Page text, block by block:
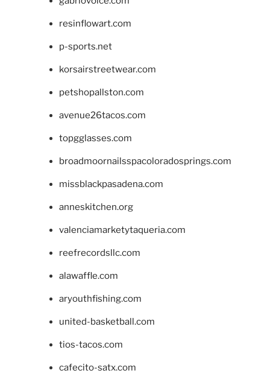
resinflowart.com
p-sports.net
korsairstreetwear.com
petshopallston.com
avenue26tacos.com
topgglasses.com
broadmoornailsspacoloradosprings.com
missblackpasadena.com
anneskitchen.org
valenciamarketytaqueria.com
reefrecordsllc.com
alawaffle.com
aryouthfishing.com
united-basketball.com
tios-tacos.com
cafecito-satx.com